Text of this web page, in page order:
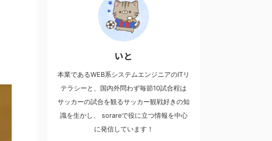
いと
本業であるWEB系システムエンジニアのITリ
テラシーと、国内外問わず毎節10試合程は
サッカーの試合を観るサッカー観戦好きの知
識を生かし、 sorareで役に立つ情報を中心
に発信しています！